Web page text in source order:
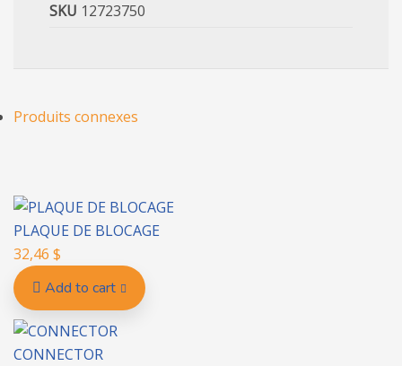
SKU 12723750
Produits connexes
PLAQUE DE BLOCAGE
32,46 $
Add to cart
CONNECTOR